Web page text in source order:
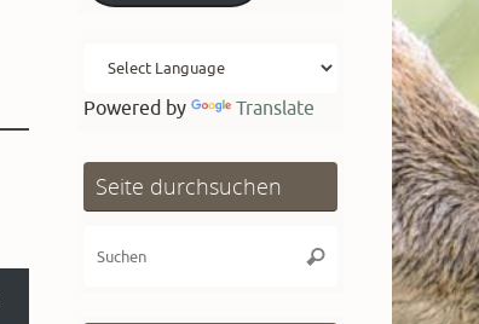
Powered by Translate
Seite durchsuchen
Suchen
Suchen